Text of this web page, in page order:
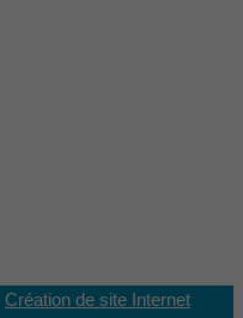
Création de site Internet